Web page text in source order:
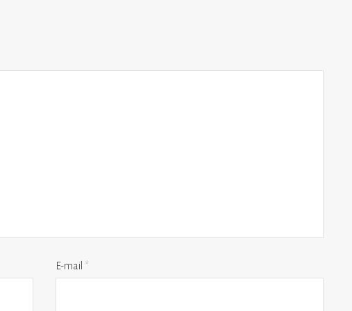
E-mail *